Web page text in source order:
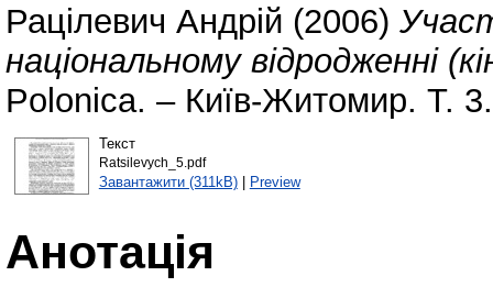
Рацілевич Андрій (2006)
національному відродженні
Polonica. – Київ-Житомир. Т.
Текст
Ratsilevych_5.pdf
Завантажити (311kB)| Preview
Анотація